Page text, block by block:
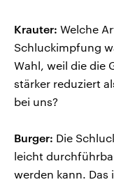
Krauter: Welche
Schluckimpfung
Wahl, weil die die
stärker reduziert
bei uns?
Burger: Die
leicht
werden kann.